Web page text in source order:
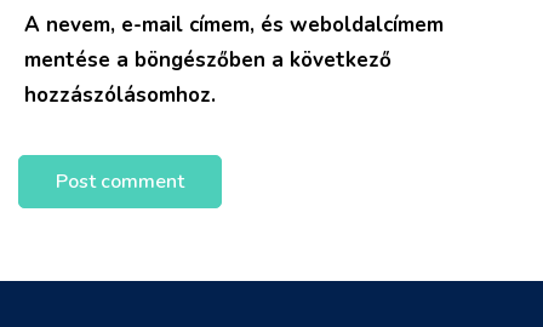
A nevem, e-mail címem, és weboldalcímem
mentése a böngészőben a következő
hozzászólásomhoz.